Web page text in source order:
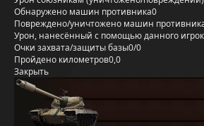
Обнаружено машин противника0
Повреждено/уничтожено машин
Урон, нанесённый с помощью данного
Очки захвата/защиты базы0/0
Пройдено километров0,0
Закрыть